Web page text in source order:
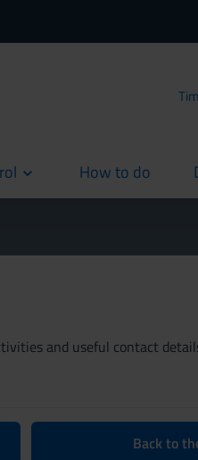
How to do
current
and useful contact
Back to